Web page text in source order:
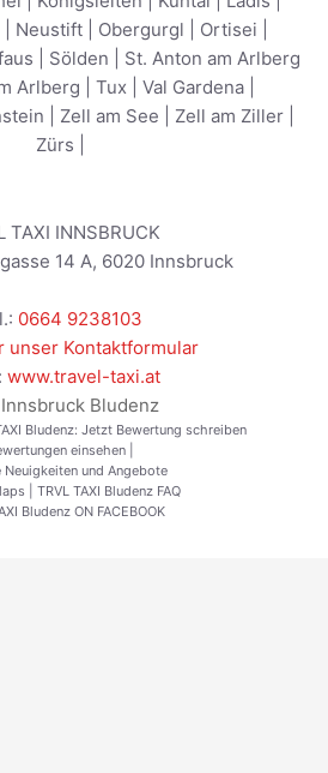
Neustift| Obergurgl Ortisei
Sölden
St. Anton am Arlberg
Arlberg Tux Val Gardena
Zell am See Zell am Ziller
Zürs
TAXI INNSBRUCK
14 A, 6020 Innsbruck
0664 9238103
unser Kontaktformular
www.travel-taxi.at
Bludenz
Bludenz: Jetzt Bewertung schreiben
einsehen|
Neuigkeiten und Angebote
TRVL TAXI Bludenz FAQ
Bludenz ON FACEBOOK